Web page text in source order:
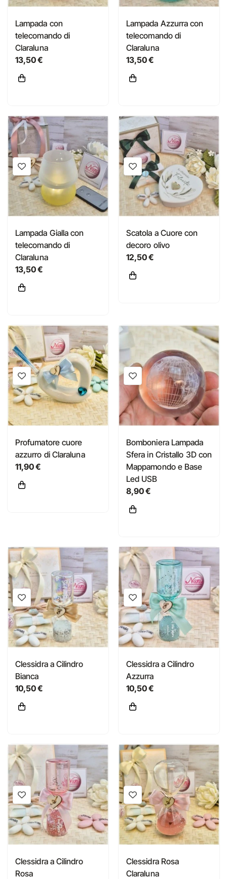
Lampada con
telecomando di
Claraluna
13,50 €
Lampada Azzurra con
telecomando di
Claraluna
13,50 €
Lampada Gialla con
telecomando di
Claraluna
13,50 €
Scatola a Cuore con
decoro olivo
12,50 €
Profumatore cuore
azzurro di Claraluna
11,90 €
Bomboniera Lampada
Sfera in Cristallo 3D con
Mappamondo e Base
Led USB
8,90 €
Clessidra a Cilindro
Bianca
10,50 €
Clessidra a Cilindro
Azzurra
10,50 €
Clessidra a Cilindro
Rosa
Clessidra Rosa
Claraluna